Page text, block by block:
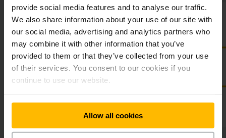
provide social media features and to analyse our traffic.
We also share information about your use of our site with
our social media, advertising and analytics partners who
may combine it with other information that you’ve
provided to them or that they’ve collected from your use
of their services. You consent to our cookies if you
continue to use our website.
Allow all cookies